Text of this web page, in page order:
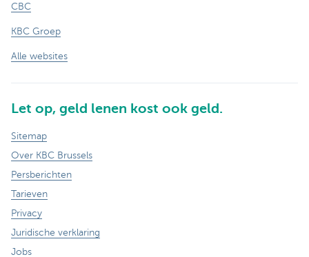
CBC
KBC Groep
Alle websites
Let op, geld lenen kost ook geld.
Sitemap
Over KBC Brussels
Persberichten
Tarieven
Privacy
Juridische verklaring
Jobs